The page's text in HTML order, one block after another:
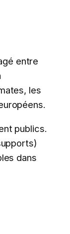
entre
les
publics.
dans